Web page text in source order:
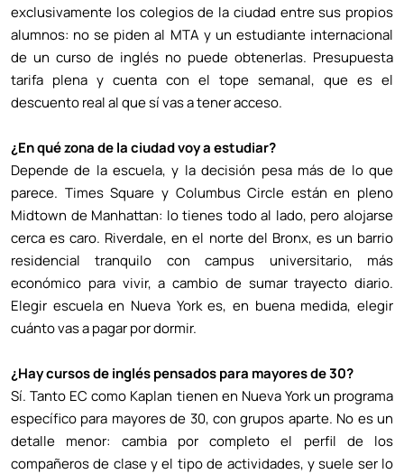
exclusivamente los colegios de la ciudad entre sus propios
alumnos: no se piden al MTA y un estudiante internacional
de un curso de inglés no puede obtenerlas. Presupuesta
tarifa plena y cuenta con el tope semanal, que es el
descuento real al que sí vas a tener acceso.
¿En qué zona de la ciudad voy a estudiar?
Depende de la escuela, y la decisión pesa más de lo que
parece. Times Square y Columbus Circle están en pleno
Midtown de Manhattan: lo tienes todo al lado, pero alojarse
cerca es caro. Riverdale, en el norte del Bronx, es un barrio
residencial tranquilo con campus universitario, más
económico para vivir, a cambio de sumar trayecto diario.
Elegir escuela en Nueva York es, en buena medida, elegir
cuánto vas a pagar por dormir.
¿Hay cursos de inglés pensados para mayores de 30?
Sí. Tanto EC como Kaplan tienen en Nueva York un programa
específico para mayores de 30, con grupos aparte. No es un
detalle menor: cambia por completo el perfil de los
compañeros de clase y el tipo de actividades, y suele ser lo